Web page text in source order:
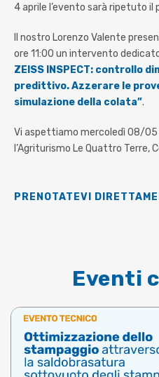
4 aprile l’evento sarà ripetuto il
Il nostro Lorenzo Valente
ore 11:00 un intervento
ZEISS INSPECT: controllo
predittivo. Azzerare le
simulazione della colata”.
Vi aspettiamo mercoledì 08/05
l’Agriturismo Le Quattro Terre,
PRENOTATEVI
Eventi